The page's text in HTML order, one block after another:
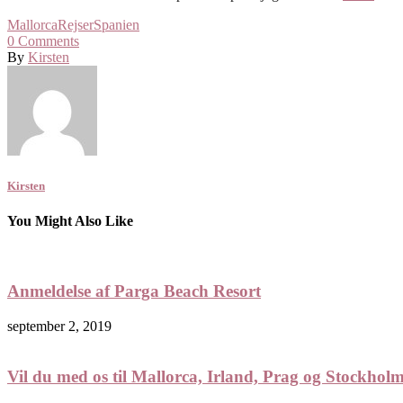
MallorcaRejserSpanien
0 Comments
By Kirsten
Kirsten
You Might Also Like
Anmeldelse af Parga Beach Resort
september 2, 2019
Vil du med os til Mallorca, Irland, Prag og